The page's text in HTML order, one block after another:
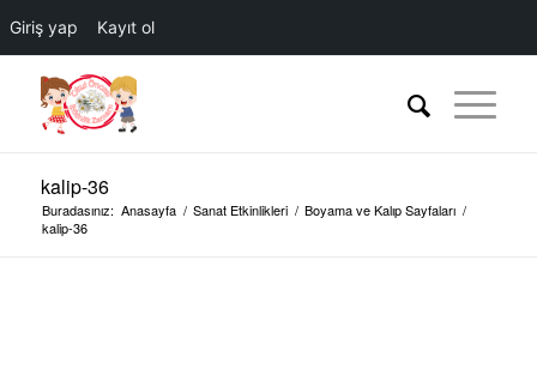
Giriş yap Kayıt ol
kalip-36
Buradasınız: Anasayfa / Sanat Etkinlikleri / Boyama ve Kalıp Sayfaları /
kalip-36